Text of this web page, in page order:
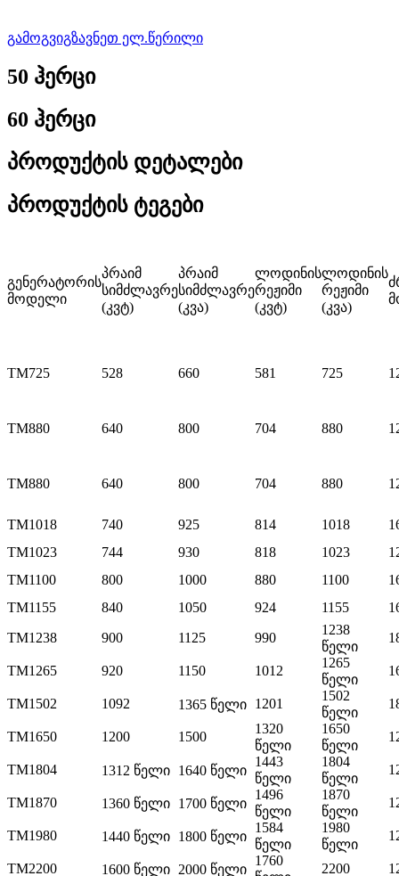
გამოგვიგზავნეთ ელ.წერილი
50 ჰერცი
60 ჰერცი
პროდუქტის დეტალები
პროდუქტის ტეგები
გენერატორის
მოდელი
პრაიმ
სიმძლავრე
(კვტ)
პრაიმ
სიმძლავრე
(კვა)
ლოდინის
რეჟიმი
(კვტ)
ლოდინის
რეჟიმი
(კვა)
TM725 528 660 581 725
TM880 640 800 704 880
TM880 640 800 704 880
TM1018 740 925 814 1018
TM1023
744 930 818 1023
TM1100
800 1000 880 1100
TM1155
840 1050 924 1155
TM1238
900 1125 990
1238
წელი
TM1265 920 1150 1012
1265
წელი
TM1502 1092 1365 წელი 1201
1502
წელი
TM1650 1200 1500
1320
წელი
1650
წელი
TM1804 1312 წელი 1640 წელი
1443
წელი
1804
წელი
TM1870 1360 წელი 1700 წელი
1496
წელი
1870
წელი
TM1980 1440 წელი 1800 წელი
1584
წელი
1980
წელი
TM2200 1600 წელი 2000 წელი
1760
2200